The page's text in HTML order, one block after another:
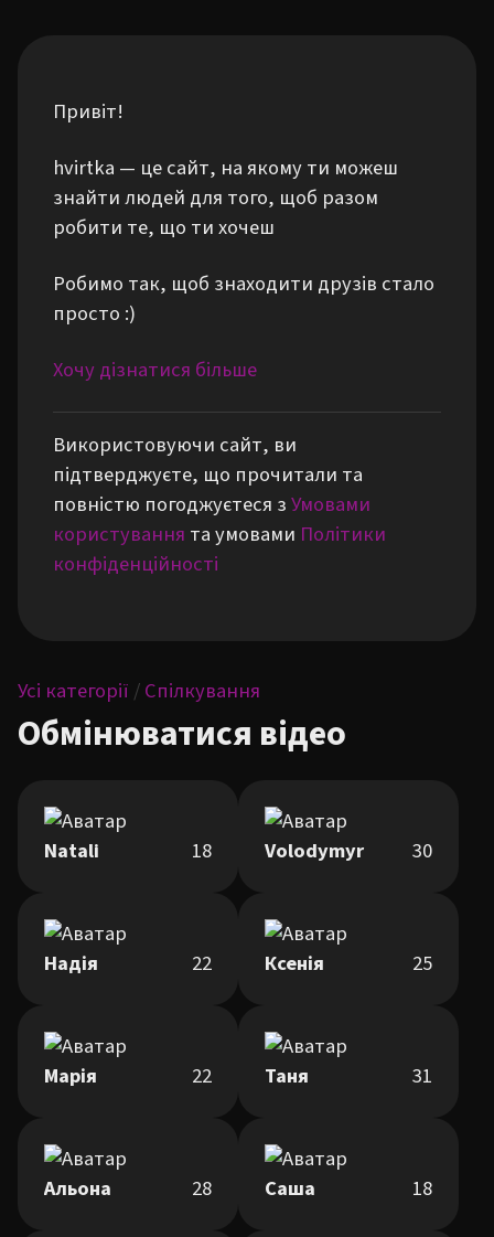
Привіт!
hvirtka — це сайт, на якому ти можеш
знайти людей для того, щоб разом
робити те, що ти хочеш
Робимо так, щоб знаходити друзів стало
просто :)
Хочу дізнатися більше
Використовуючи сайт, ви
підтверджуєте, що прочитали та
повністю погоджуєтеся зУмовами
користування та умовами Політики
конфіденційності
Усі категорії /Спілкування
Обмінюватися відео
Natali 18 Volodymyr 30
Надія 22 Ксенія 25
Марія 22 Таня 31
Альона 28 Саша 18